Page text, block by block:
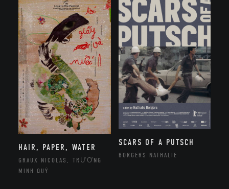
HAIR, PAPER, WATER
GRAUX NICOLAS, TRƯƠNG
MINH QUÝ
SCARS OF A PUTSCH
BORGERS NATHALIE